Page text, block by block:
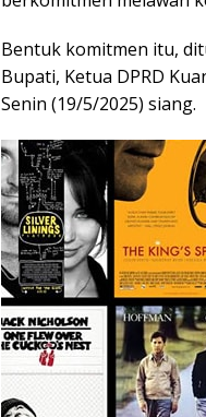
Bentuk komitmen itu,
Bupati, Ketua DPRD
Senin (19/5/2025) siang.